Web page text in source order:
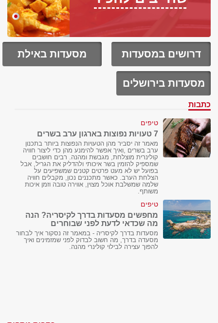
דרושים במסעדות מסעדות באילת
מסעדות בירושלים
כתבות
טיפים
7 טעויות נפוצות בארגון ערב בשרים
מאמר זה יסביר מהן הטעויות הנפוצות ביותר בתכנון
ערב בשרים ,ואיך אפשר להימנע מהן כדי ליצור חוויה
קולינרית מוצלחת, מגבשת ומהנה. רבים חושבים
שמספיק להזמין בשר איכותי ולהדליק את הגריל, אבל
בפועל יש לא מעט פרטים קטנים שמשפיעים על
הצלחת הערב. כאשר מתכננים נכון, מקבלים חוויה
שלמה שמשלבת אוכל מצוין, אווירה טובה וזמן איכות
משותף.
טיפים
מחפשים מסעדות בדרך לקיסריה? הנה
מה שכדאי לדעת לפני שבוחרים
מסעדות בדרך לקיסריה - במאמר זה נסקור איך לבחור
מסעדה בדרך, מה חשוב לבדוק לפני שמזמינים ואיך
להפוך עצירה לבילוי קולינרי מהנה.